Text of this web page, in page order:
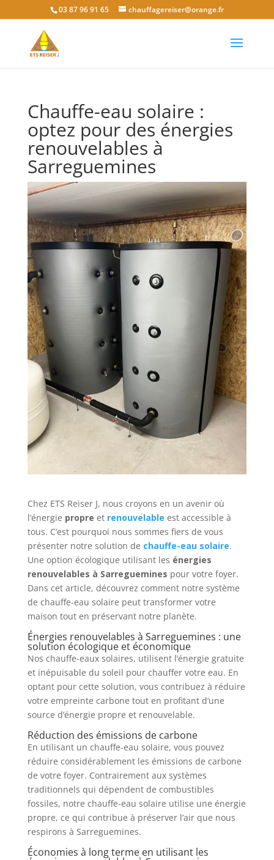
03 87 96 91 65 chauffagereiser@orange.fr
Chauffe-eau solaire :
optez pour des énergies
renouvelables à
Sarreguemines
Chez ETS Reiser J, nous croyons en un avenir où
l’énergie propre et renouvelable est accessible à
tous. C’est pourquoi nous sommes fiers de vous
présenter notre solution de chauffe-eau solaire.
Une option écologique utilisant les énergies
renouvelables à Sarreguemines pour votre foyer.
Dans cet article, découvrez comment notre système
de chauffe-eau solaire peut transformer votre
maison tout en préservant notre planète.
Énergies renouvelables à Sarreguemines : une
solution écologique et économique
Nos chauffe-eaux solaires, utilisent l’énergie gratuite
et inépuisable du soleil pour chauffer votre eau. En
optant pour cette solution, vous contribuez à réduire
votre empreinte carbone tout en profitant d’une
source d’énergie propre et renouvelable.
Réduction des émissions de carbone
En utilisant un chauffe-eau solaire, vous pouvez
réduire considérablement les émissions de carbone
de votre foyer. Contrairement aux systèmes
traditionnels qui dépendent de combustibles
fossiles, notre chauffe-eau solaire utilise une énergie
propre, ce qui contribue à préserver l’air que nous
respirons à Sarreguemines.
Économies à long terme en utilisant les